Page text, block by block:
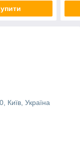
Київ, Україна